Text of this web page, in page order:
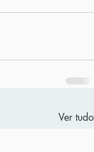
Ver tudo